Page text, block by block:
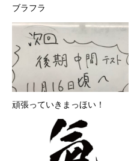
ブラフラ
頑張っていきまっほい！